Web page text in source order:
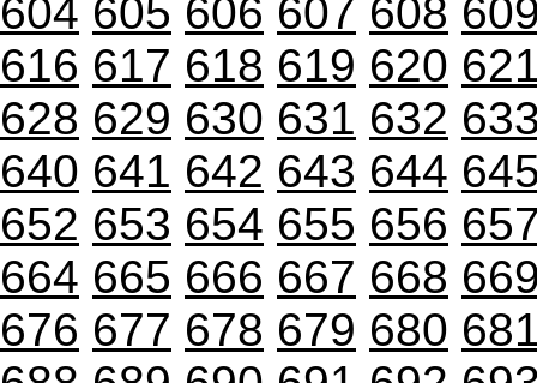
604 605 606 607 608
616 617 618 619 620
628 629 630 631 632
640 641 642 643 644
652 653 654 655 656
664 665 666 667 668
676 677 678 679 680